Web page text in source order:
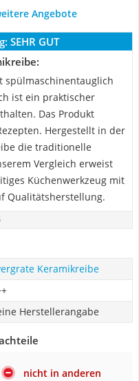
Angebote
SEHR GUT
spülmaschinentauglich
ist ein praktischer
Das Produkt
Hergestellt in der
die traditionelle
Vergleich erweist
Küchenwerkzeug mit
Qualitätsherstellung.
Keramikreibe
Herstellerangabe
nicht in anderen